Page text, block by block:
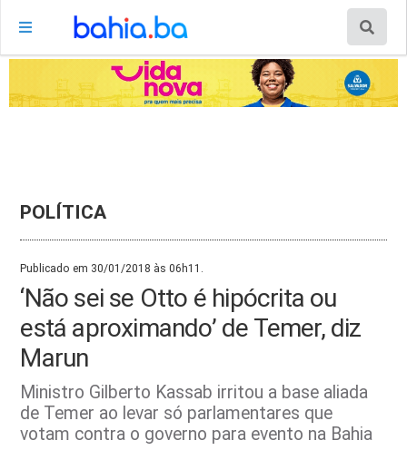
POLÍTICA
Publicado em 30/01/2018 às 06h11.
‘Não sei se Otto é hipócrita ou
está aproximando’ de Temer, diz
Marun
Ministro Gilberto Kassab irritou a base aliada
de Temer ao levar só parlamentares que
votam contra o governo para evento na Bahia